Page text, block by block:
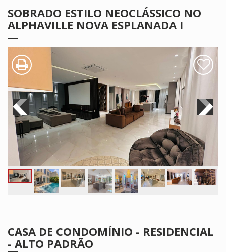
SOBRADO ESTILO NEOCLÁSSICO NO
ALPHAVILLE NOVA ESPLANADA I
CASA DE CONDOMÍNIO - RESIDENCIAL
- ALTO PADRÃO